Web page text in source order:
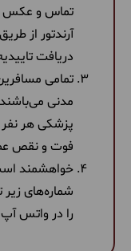
تماس و عکس
آرندتور از
دریافت
تمامی
مدنی
فوت و نقص عضو هر نفر
خواهشمند
شماره‌های
را در واتس آپ